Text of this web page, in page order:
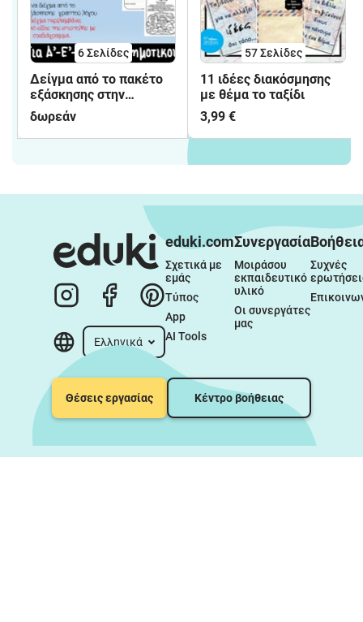
6Σελίδες
Δείγμα από το πακέτο
εξάσκησης στην
παραγωγή γραπτού
λόγου
δωρεάν
57Σελίδες
11 ιδέες διακόσμησης
με θέμα το ταξίδι
3,99 €
Ελληνικά
eduki.com
Σχετικά με
εμάς
Τύπος
App
AI Tools
Συνεργασία
Μοιράσου
εκπαιδευτικό
υλικό
Οι συνεργάτες
μας
Συχνές
Θέσεις εργασίας Κέντρο βοήθειας